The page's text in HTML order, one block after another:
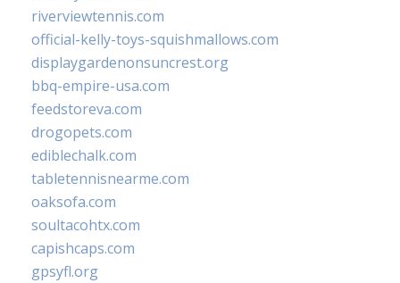
riverviewtennis.com
official-kelly-toys-squishmallows.com
displaygardenonsuncrest.org
bbq-empire-usa.com
feedstoreva.com
drogopets.com
ediblechalk.com
tabletennisnearme.com
oaksofa.com
soultacohtx.com
capishcaps.com
gpsyfl.org